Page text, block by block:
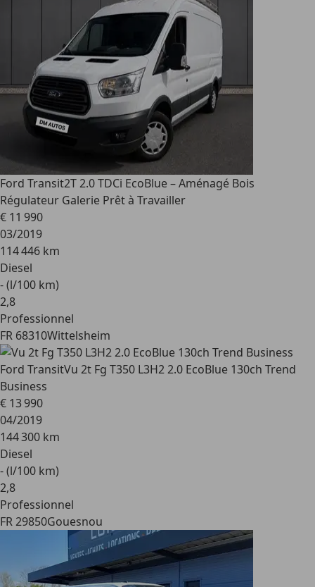
Ford Transit2T 2.0 TDCi EcoBlue – Aménagé Bois
Régulateur Galerie Prêt à Travailler
€ 11 990
03/2019
114 446 km
Diesel
- (l/100 km)
2,8
Professionnel
FR 68310Wittelsheim
Ford TransitVu 2t Fg T350 L3H2 2.0 EcoBlue 130ch Trend
Business
€ 13 990
04/2019
144 300 km
Diesel
- (l/100 km)
2,8
Professionnel
FR 29850Gouesnou